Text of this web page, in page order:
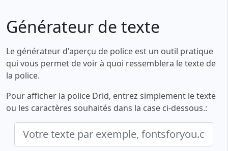
Générateur de texte
Le générateur d'aperçu de police est un outil pratique
qui vous permet de voir à quoi ressemblera le texte de
la police.
Pour afficher la police Drid, entrez simplement le texte
ou les caractères souhaités dans la case ci-dessous.: